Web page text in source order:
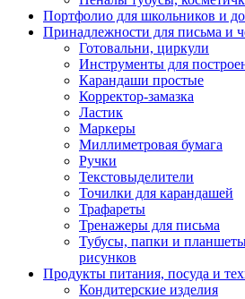
Портфолио для школьников и
Принадлежности для письма и
Готовальни, циркули
Инструменты для
Карандаши простые
Корректор-замазка
Ластик
Маркеры
Миллиметровая бумага
Ручки
Текстовыделители
Точилки для карандашей
Трафареты
Тренажеры для письма
Тубусы, папки и
рисунков
Продукты питания, посуда и
Кондитерские изделия